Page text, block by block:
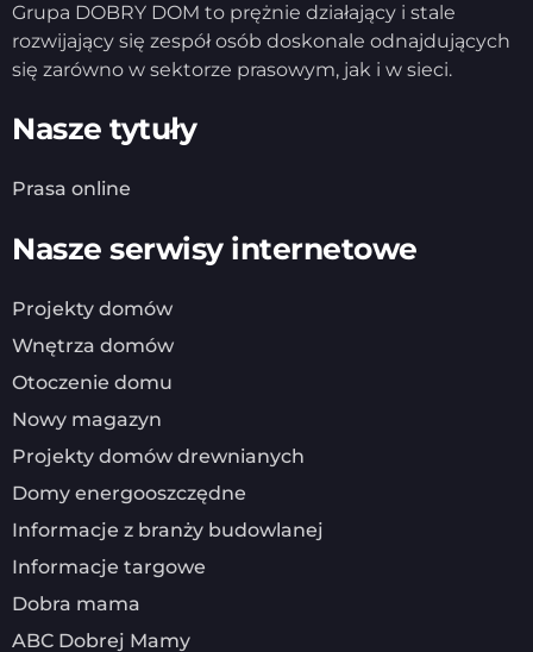
Grupa DOBRY DOM to prężnie działający i stale
rozwijający się zespół osób doskonale odnajdujących
się zarówno w sektorze prasowym, jak i w sieci.
Nasze tytuły
Prasa online
Nasze serwisy internetowe
Projekty domów
Wnętrza domów
Otoczenie domu
Nowy magazyn
Projekty domów drewnianych
Domy energooszczędne
Informacje z branży budowlanej
Informacje targowe
Dobra mama
ABC Dobrej Mamy